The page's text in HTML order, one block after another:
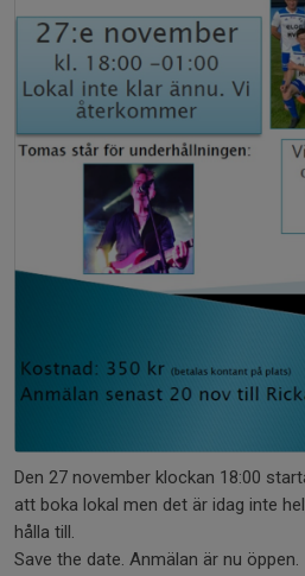
Den 27 november klockan 18:00
att boka lokal men det är idag inte
hålla till.
Save the date. Anmälan är nu öppen.